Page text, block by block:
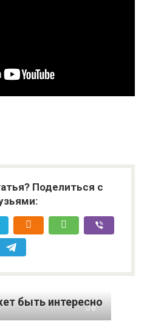
Поделиться с
быть интересно
0